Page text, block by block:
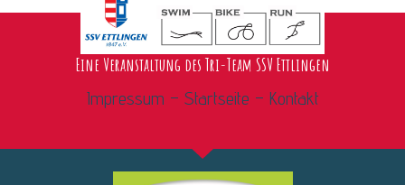
Eine Veranstaltung des Tri-Team SSV Ettlingen
Impressum – Startseite – Kontakt